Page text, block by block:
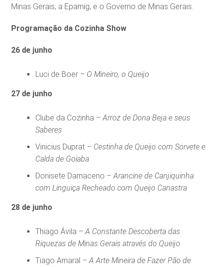
Minas Gerais; a Epamig; e o Governo de Minas Gerais.
Programação da Cozinha Show
26 de junho
Luci de Boer – O Mineiro, o Queijo
27 de junho
Clube da Cozinha – Arroz de Dona Beja e seus
Saberes
Vinicius Duprat – Cestinha de Queijo com Sorvete e
Calda de Goiaba
Donisete Damaceno – Arancine de Canjiquinha
com Linguiça Recheado com Queijo Canastra
28 de junho
Thiago Ávila – A Constante Descoberta das
Riquezas de Minas Gerais através do Queijo
Tiago Amaral – A Arte Mineira de Fazer Pão de